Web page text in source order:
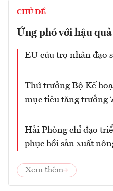
CHỦ ĐỀ
Ứng phó với hậu quả
EU cứu trợ nhân đạo
Thứ trưởng Bộ Kế
mục tiêu tăng trưởng
Hải Phòng chỉ đạo
phục hồi sản xuất
Xem thêm